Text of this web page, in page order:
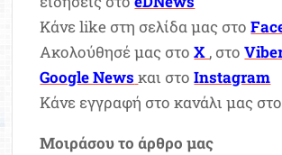
Κάνε like στη σελίδα μας στο
Ακολούθησέ μας στοX , στο
Google News και στοInstagram
Κάνε εγγραφή στο κανάλι μας
Μοιράσου το άρθρο μας